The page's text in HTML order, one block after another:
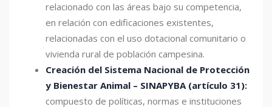
relacionado con las áreas bajo su competencia,
en relación con edificaciones existentes,
relacionadas con el uso dotacional comunitario o
vivienda rural de población campesina.
Creación del Sistema Nacional de Protección
y Bienestar Animal – SINAPYBA (artículo 31):
compuesto de políticas, normas e instituciones